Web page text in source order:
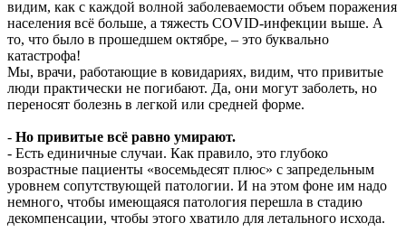
видим, как с каждой волной заболеваемости объем поражения
населения всё больше, а тяжесть COVID-инфекции выше. А
то, что было в прошедшем октябре, – это буквально
катастрофа!
Мы, врачи, работающие в ковидариях, видим, что привитые
люди практически не погибают. Да, они могут заболеть, но
переносят болезнь в легкой или средней форме.
- Но привитые всё равно умирают.
- Есть единичные случаи. Как правило, это глубоко
возрастные пациенты «восемьдесят плюс» с запредельным
уровнем сопутствующей патологии. И на этом фоне им надо
немного, чтобы имеющаяся патология перешла в стадию
декомпенсации, чтобы этого хватило для летального исхода.